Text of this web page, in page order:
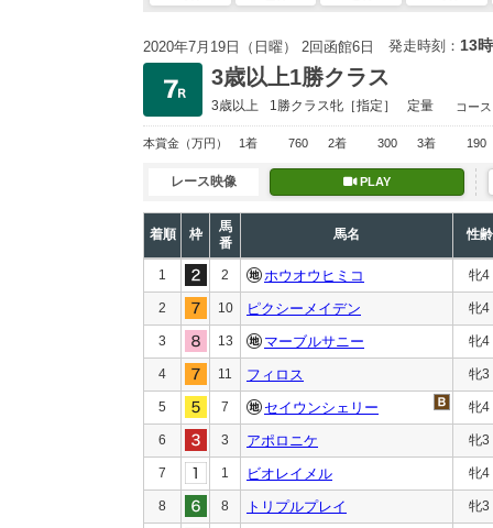
2020年7月19日（日曜） 2回函館6日 発走時刻： 13
3歳以上1勝クラス
3歳以上 1勝クラス牝［指定］ 定量 コー
本賞金 （万円） 1着 760 2着 300 3着 190
レース映像 PLAY
着順 枠
馬
番
馬名 性齢
1 2 ホウオウヒミコ 牝4
2 10 ピクシーメイデン 牝4
3 13 マーブルサニー 牝4
4 11 フィロス 牝3
5 7 セイウンシェリー 牝4
6 3 アポロニケ 牝3
7 1 ビオレイメル 牝4
8 8 トリプルプレイ 牝3